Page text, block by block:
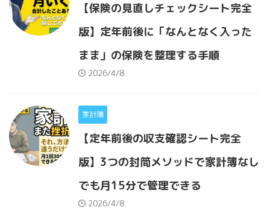
【保険の見直しチェックシート完全
版】定年前後に「なんとなく入った
まま」の保険を整理する手順
2026/4/8
家計簿
【定年前後の収支確認シート完全
版】3つの封筒メソッドで家計簿なし
でも月15分で管理できる
2026/4/8